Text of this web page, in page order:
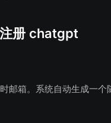
册 chatgpt
邮箱。系统自动生成一